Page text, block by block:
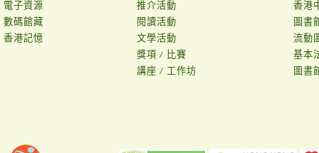
電子資源
數碼館藏
香港記憶
推介活動
閱讀活動
文學活動
獎項 / 比賽
講座 / 工作坊
香港
圖書
流動
基本
圖書